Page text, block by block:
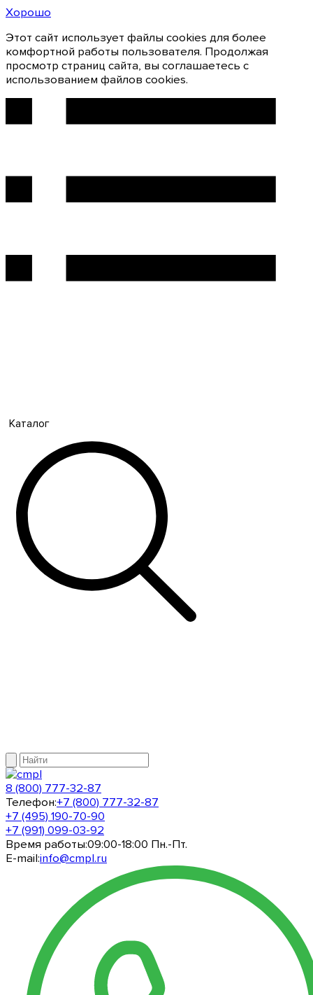
Хорошо
Этот сайт использует файлы cookies для более
комфортной работы пользователя. Продолжая
просмотр страниц сайта, вы соглашаетесь с
использованием файлов cookies.
Каталог
8 (800) 777-32-87
Телефон:+7 (800) 777-32-87
+7 (495) 190-70-90
+7 (991) 099-03-92
Время работы:09:00-18:00 Пн.-Пт.
E-mail:info@cmpl.ru